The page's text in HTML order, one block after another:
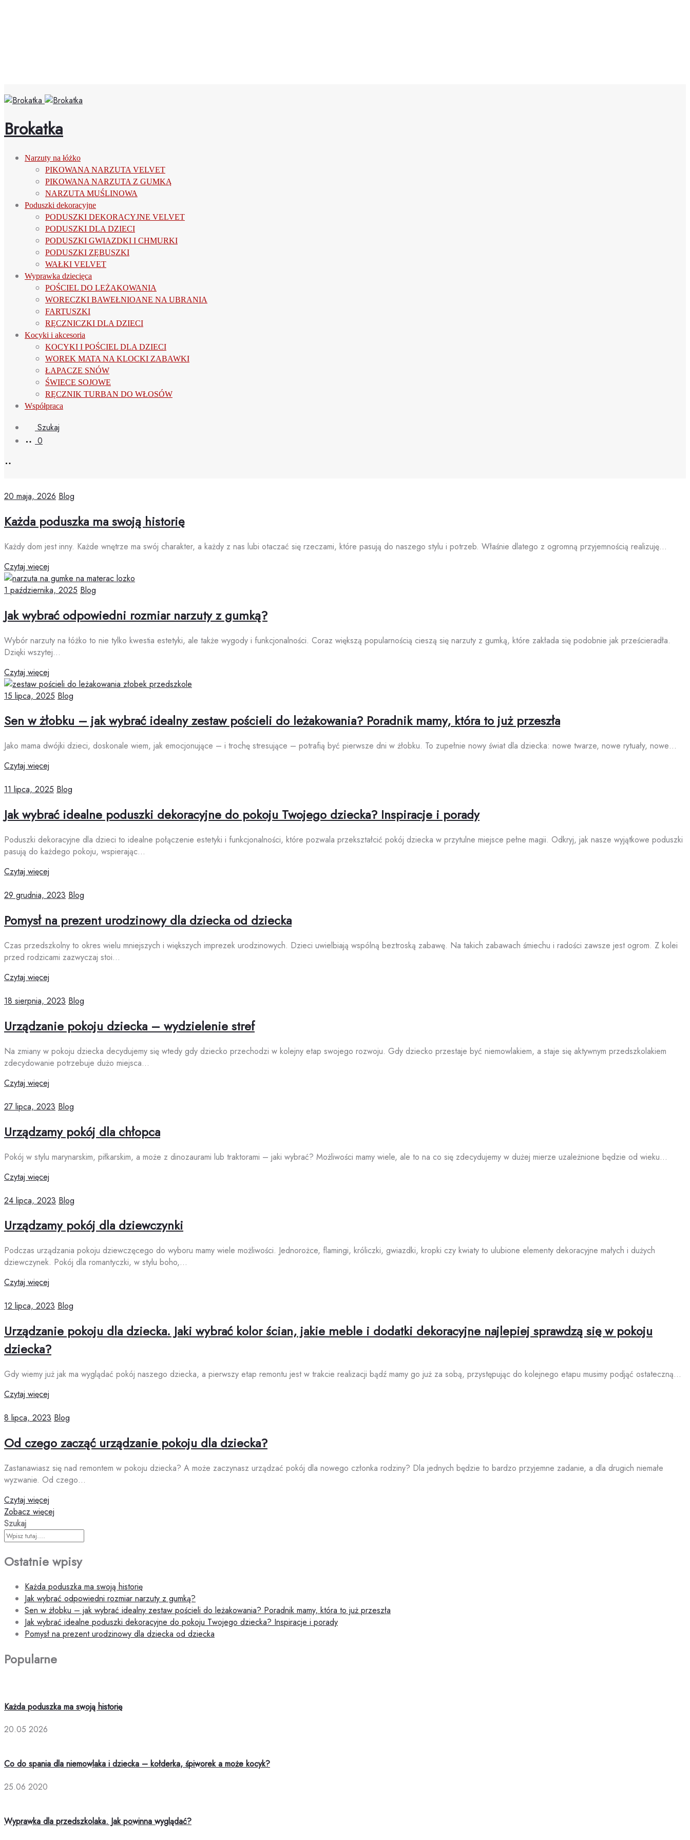
Brokatka
Narzuty na łóżko
PIKOWANA NARZUTA VELVET
PIKOWANA NARZUTA Z GUMKĄ
NARZUTA MUŚLINOWA
Poduszki dekoracyjne
PODUSZKI DEKORACYJNE VELVET
PODUSZKI DLA DZIECI
PODUSZKI GWIAZDKI I CHMURKI
PODUSZKI ZĘBUSZKI
WAŁKI VELVET
Wyprawka dziecięca
POŚCIEL DO LEŻAKOWANIA
WORECZKI BAWEŁNIOANE NA UBRANIA
FARTUSZKI
RĘCZNICZKI DLA DZIECI
Kocyki i akcesoria
KOCYKI I POŚCIEL DLA DZIECI
WOREK MATA NA KLOCKI ZABAWKI
ŁAPACZE SNÓW
ŚWIECE SOJOWE
RĘCZNIK TURBAN DO WŁOSÓW
Współpraca
Szukaj
0
20 maja, 2026 Blog
Każda poduszka ma swoją historię
Każdy dom jest inny. Każde wnętrze ma swój charakter, a każdy z nas lubi otaczać się rzeczami, które pasują do naszego stylu i potrzeb. Właśnie dlatego z ogromną przyjemnością realizuję…
Czytaj więcej
1 października, 2025 Blog
Jak wybrać odpowiedni rozmiar narzuty z gumką?
Wybór narzuty na łóżko to nie tylko kwestia estetyki, ale także wygody i funkcjonalności. Coraz większą popularnością cieszą się narzuty z gumką, które zakłada się podobnie jak prześcieradła.
Dzięki wszytej…
Czytaj więcej
15 lipca, 2025 Blog
Sen w żłobku – jak wybrać idealny zestaw pościeli do leżakowania? Poradnik mamy, która to już przeszła
Jako mama dwójki dzieci, doskonale wiem, jak emocjonujące – i trochę stresujące – potrafią być pierwsze dni w żłobku. To zupełnie nowy świat dla dziecka: nowe twarze, nowe rytuały, nowe…
Czytaj więcej
11 lipca, 2025 Blog
Jak wybrać idealne poduszki dekoracyjne do pokoju Twojego dziecka? Inspiracje i porady
Poduszki dekoracyjne dla dzieci to idealne połączenie estetyki i funkcjonalności, które pozwala przekształcić pokój dziecka w przytulne miejsce pełne magii. Odkryj, jak nasze wyjątkowe poduszki
pasują do każdego pokoju, wspierając…
Czytaj więcej
29 grudnia, 2023 Blog
Pomysł na prezent urodzinowy dla dziecka od dziecka
Czas przedszkolny to okres wielu mniejszych i większych imprezek urodzinowych. Dzieci uwielbiają wspólną beztroską zabawę. Na takich zabawach śmiechu i radości zawsze jest ogrom. Z kolei
przed rodzicami zazwyczaj stoi…
Czytaj więcej
18 sierpnia, 2023 Blog
Urządzanie pokoju dziecka – wydzielenie stref
Na zmiany w pokoju dziecka decydujemy się wtedy gdy dziecko przechodzi w kolejny etap swojego rozwoju. Gdy dziecko przestaje być niemowlakiem, a staje się aktywnym przedszkolakiem
zdecydowanie potrzebuje dużo miejsca…
Czytaj więcej
27 lipca, 2023 Blog
Urządzamy pokój dla chłopca
Pokój w stylu marynarskim, piłkarskim, a może z dinozaurami lub traktorami – jaki wybrać? Możliwości mamy wiele, ale to na co się zdecydujemy w dużej mierze uzależnione będzie od wieku…
Czytaj więcej
24 lipca, 2023 Blog
Urządzamy pokój dla dziewczynki
Podczas urządzania pokoju dziewczęcego do wyboru mamy wiele możliwości. Jednorożce, flamingi, króliczki, gwiazdki, kropki czy kwiaty to ulubione elementy dekoracyjne małych i dużych
dziewczynek. Pokój dla romantyczki, w stylu boho,…
Czytaj więcej
12 lipca, 2023 Blog
Urządzanie pokoju dla dziecka. Jaki wybrać kolor ścian, jakie meble i dodatki dekoracyjne najlepiej sprawdzą się w pokoju
dziecka?
Gdy wiemy już jak ma wyglądać pokój naszego dziecka, a pierwszy etap remontu jest w trakcie realizacji bądź mamy go już za sobą, przystępując do kolejnego etapu musimy podjąć ostateczną…
Czytaj więcej
8 lipca, 2023 Blog
Od czego zacząć urządzanie pokoju dla dziecka?
Zastanawiasz się nad remontem w pokoju dziecka? A może zaczynasz urządzać pokój dla nowego członka rodziny? Dla jednych będzie to bardzo przyjemne zadanie, a dla drugich niemałe
wyzwanie. Od czego…
Czytaj więcej
Zobacz więcej
Szukaj
Ostatnie wpisy
Każda poduszka ma swoją historię
Jak wybrać odpowiedni rozmiar narzuty z gumką?
Sen w żłobku – jak wybrać idealny zestaw pościeli do leżakowania? Poradnik mamy, która to już przeszła
Jak wybrać idealne poduszki dekoracyjne do pokoju Twojego dziecka? Inspiracje i porady
Pomysł na prezent urodzinowy dla dziecka od dziecka
Popularne
Każda poduszka ma swoją historię
20.05 2026
Co do spania dla niemowlaka i dziecka – kołderka, śpiworek a może kocyk?
25.06 2020
Wyprawka dla przedszkolaka. Jak powinna wyglądać?